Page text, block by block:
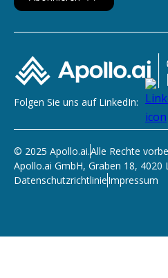
Folgen Sie uns auf LinkedIn:
© 2025 Apollo.ai.Alle Rechte
Apollo.ai GmbH, Graben 18, 4020
DatenschutzrichtlinieImpressum